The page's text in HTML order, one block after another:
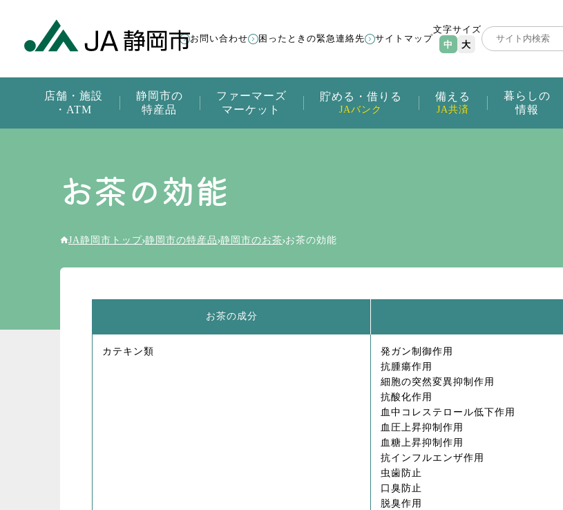
店舗・施設
・ATM
静岡市の
特産品
ファーマーズ
マーケット
貯める・借りる
JAバンク
備える
JA共済
暮らしの
情報
お問い合わせ 困ったときの緊急連絡先 サイトマップ
文字サイズ
中
大
お茶の効能
JA静岡市トップ 静岡市の特産品 静岡市のお茶 お茶の効能
お茶の成分
カテキン類
発ガン制御作用
抗腫瘍作用
細胞の突然変異抑制作用
抗酸化作用
血中コレステロール低下作用
血圧上昇抑制作用
血糖上昇抑制作用
抗インフルエンザ作用
虫歯防止
口臭防止
脱臭作用